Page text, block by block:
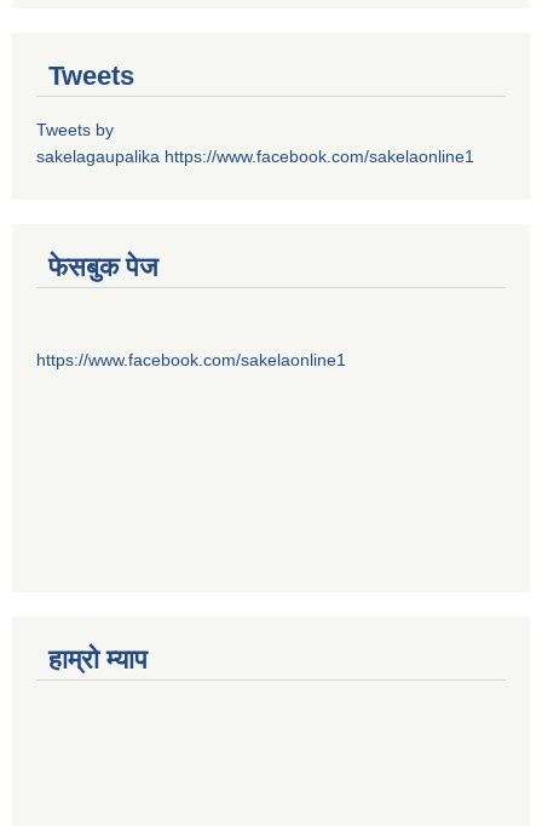
Tweets
Tweets by
sakelagaupalika https://www.facebook.com/sakelaonline1
फेसबुक पेज
https://www.facebook.com/sakelaonline1
हाम्राे म्याप